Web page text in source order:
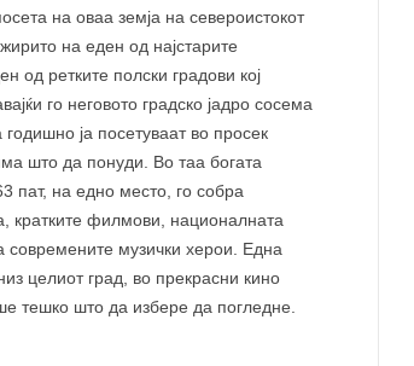
на оваа земја на североистокот
на еден од најстарите
од ретките полски градови кој
го неговото градско јадро сосема
ја посетуваат во просек
што да понуди. Во таа богата
пат, на едно место, го собра
кратките филмови, националната
современите музички херои. Една
целиот град, во прекрасни кино
тешко што да избере да погледне.